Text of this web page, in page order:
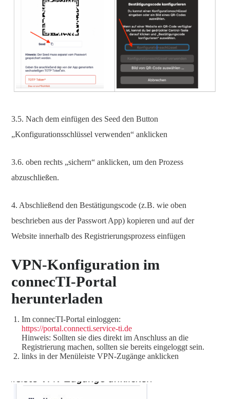
3.5. Nach dem einfügen des Seed den Button
„Konfigurationsschlüssel verwenden“ anklicken
3.6. oben rechts „sichern“ anklicken, um den Prozess
abzuschließen.
4. Abschließend den Bestätigungscode (z.B. wie oben
beschrieben aus der Passwort App) kopieren und auf der
Website innerhalb des Registrierungsprozess einfügen
VPN-Konfiguration im
connecTI-Portal
herunterladen
Im connecTI-Portal einloggen:
https://portal.connecti.service-ti.de
Hinweis: Sollten sie dies direkt im Anschluss an die
Registrierung machen, sollten sie bereits eingeloggt sein.
links in der Menüleiste VPN-Zugänge anklicken